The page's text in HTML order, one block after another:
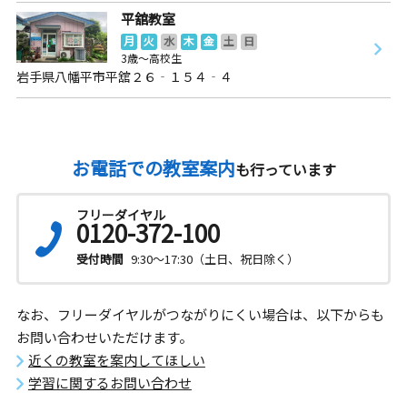
平舘教室
月 火 水 木 金 土
日
3歳～高校生
岩手県八幡平市平舘２６‐１５４‐４
お電話での教室案内も行っています
フリーダイヤル
0120-372-100
受付時間 9:30～17:30（土日、祝日除く）
なお、フリーダイヤルがつながりにくい場合は、以下からも
お問い合わせいただけます。
近くの教室を案内してほしい
学習に関するお問い合わせ